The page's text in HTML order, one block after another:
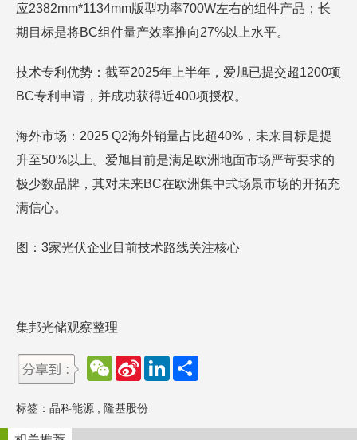
应2382mm*1134mm版型功率700W左右的组件产品；长
期目标是将BC组件量产效率推向27%以上水平。
技术专利优势：截至2025年上半年，爱旭已提交超1200项
BC专利申请，并成功获得近400项授权。
海外市场：2025 Q2海外销量占比超40%，未来目标是提
升至50%以上。爱旭目前是满足欧洲地面市场严苛要求的
极少数品牌，其对未来BC在欧洲集中式场景市场的开拓充
满信心。
图：3家光伏企业目前技术路线关注核心
集邦光储观察整理
W
e
h
a
t
S
W
e
L
d
标签： 晶科能源 隆基股份